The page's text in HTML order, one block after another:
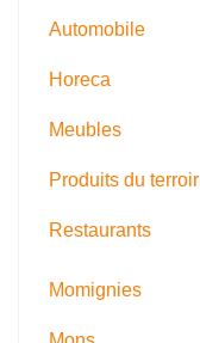
Automobile
Horeca
Meubles
Produits du terroir
Restaurants
Momignies